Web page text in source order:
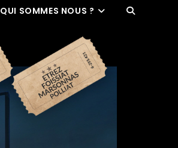
QUI SOMMES NOUS ?